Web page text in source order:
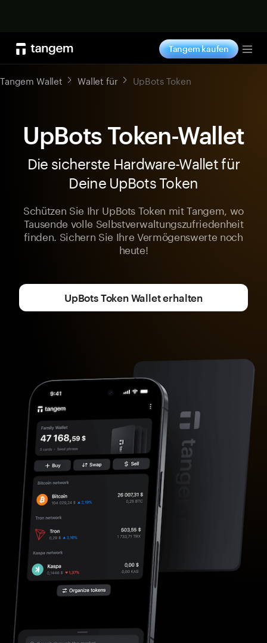
Tangem kaufen
Tangem Wallet Wallet für UpBots Token
UpBots Token-Wallet
Die sicherste Hardware-Wallet für
Deine UpBots Token
Schützen Sie Ihr UpBots Token mit Tangem, wo
Tausende volle Selbstverwaltungszufriedenheit
finden. Sichern Sie Ihre Vermögenswerte noch
heute!
UpBots Token Wallet erhalten